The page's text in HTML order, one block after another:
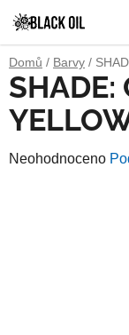
na
obsah
Domů / Barvy /
SHADE:
Průměrné
Neohodnoceno